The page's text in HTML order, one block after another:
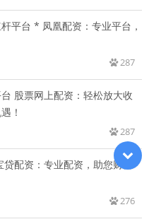
平台 * 凤凰配资：专业平台，
287
股票网上配资：轻松放大收
！
287
276